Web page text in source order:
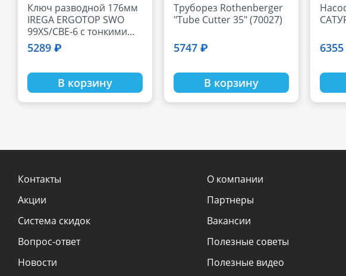
Ключ разводной 176мм
IREGA ERGOTOP SWO
99XS/CBE-6 с тонкими
губками НОВИНКА
5289 ₽
В корзину
Труборез Rothenberger
"Tube Cutter 35" (70027)
5747 ₽
В корзину
Контакты
Акции
Система скидок
Вопрос-ответ
Новости
О компании
Партнеры
Вакансии
Полезные советы
Полезные видео